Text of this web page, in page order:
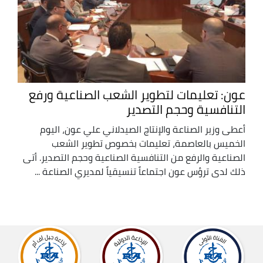
عون: تعليمات لتطوير الشعب الصناعية ورفع
التنافسية وحجم التصدير
أعطى وزير الصناعة والإنتاج الصيدلاني علي عون، اليوم
الخميس بالعاصمة، تعليمات بخصوص تطوير الشعب
الصناعية والرفع من التنافسية الصناعية وحجم التصدير. أتى
ذلك لدى ترؤس عون اجتماعاً تنسيقياً لمديري الصناعة ...